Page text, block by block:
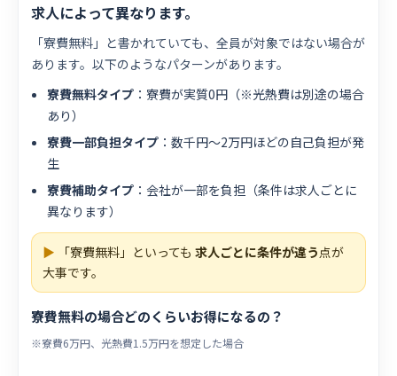
求人によって異なります。
「寮費無料」と書かれていても、全員が対象ではない場合が
あります。以下のようなパターンがあります。
寮費無料タイプ ：寮費が実質0円（※光熱費は別途の場合
あり）
寮費一部負担タイプ ：数千円〜2万円ほどの自己負担が発
生
寮費補助タイプ ：会社が一部を負担（条件は求人ごとに
異なります）
▶ 「寮費無料」といっても 求人ごとに条件が違う点が
大事です。
寮費無料の場合どのくらいお得になるの？
※寮費6万円、光熱費1.5万円を想定した場合